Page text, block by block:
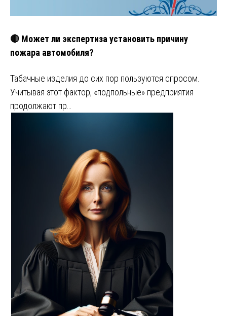
🔴 Может ли экспертиза установить причину
пожара автомобиля?
Табачные изделия до сих пор пользуются спросом.
Учитывая этот фактор, «подпольные» предприятия
продолжают пр…